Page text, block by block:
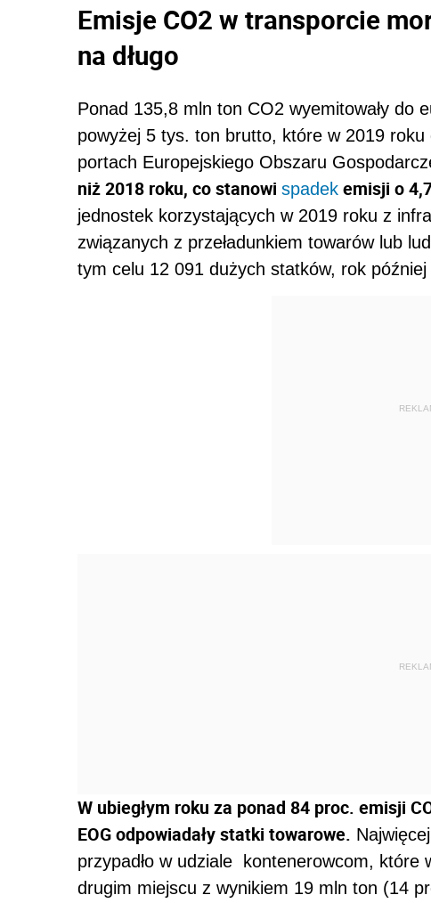
Emisje CO2 w transporcie
na długo
Ponad 135,8 mln ton CO2 wyemitowały do
powyżej 5 tys. ton brutto, które w 2019 roku
portach Europejskiego Obszaru
niż 2018 roku, co stanowi spadek emisji o
jednostek korzystających w 2019 roku z
związanych z przeładunkiem towarów lub
tym celu 12 091 dużych statków, rok
W ubiegłym roku za ponad 84 proc. emisji
EOG odpowiadały statki towarowe.
przypadło w udziale kontenerowcom, które
drugim miejscu z wynikiem 19 mln ton (14